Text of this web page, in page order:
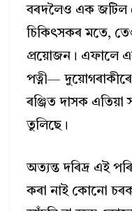
বৰদলৈও এক জটিল
চিকিৎসকৰ মতে,
প্ৰয়োজন। এফালে
পত্নী—
ৰঞ্জিত দাসক এতিয়া
তুলিছে।
অত্যন্ত দৰিদ্ৰ এই
কৰা নাই কোনো